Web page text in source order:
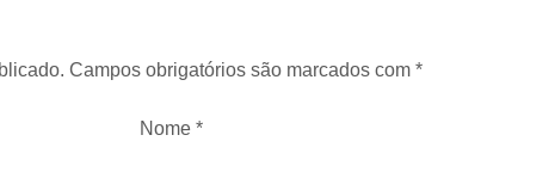
Campos obrigatórios são marcados com *
Nome*